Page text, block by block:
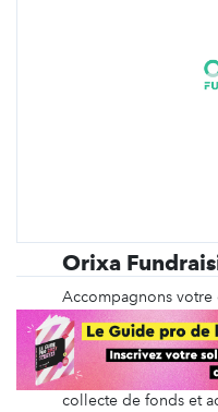
Orixa
Accompagnons
Fundraising,
secteur du non-
ans auprès des
leurs performances
collecte de fonds et